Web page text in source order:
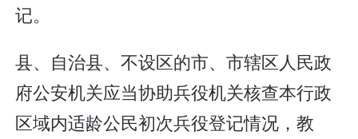
记。
县、自治县、不设区的市、市辖区人民政
府公安机关应当协助兵役机关核查本行政
区域内适龄公民初次兵役登记情况，教